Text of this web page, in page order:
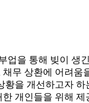
업을 통해 빚이 생
무 상환에 어려움
을 개선하고자
한 개인들을 위해